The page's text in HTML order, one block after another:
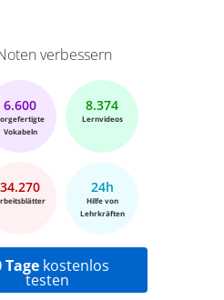
verbessern
6.600
Vokabeln
8.374
Lernvideos
34.270 24h
Hilfe von
Lehrkräften
Tage kostenlos
testen